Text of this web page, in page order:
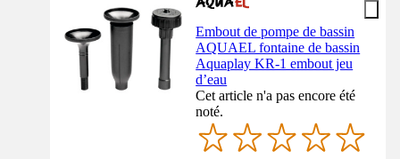
Embout de pompe de bassin
AQUAEL fontaine de bassin
Aquaplay KR-1 embout jeu
d’eau
Cet article n'a pas encore été
noté.